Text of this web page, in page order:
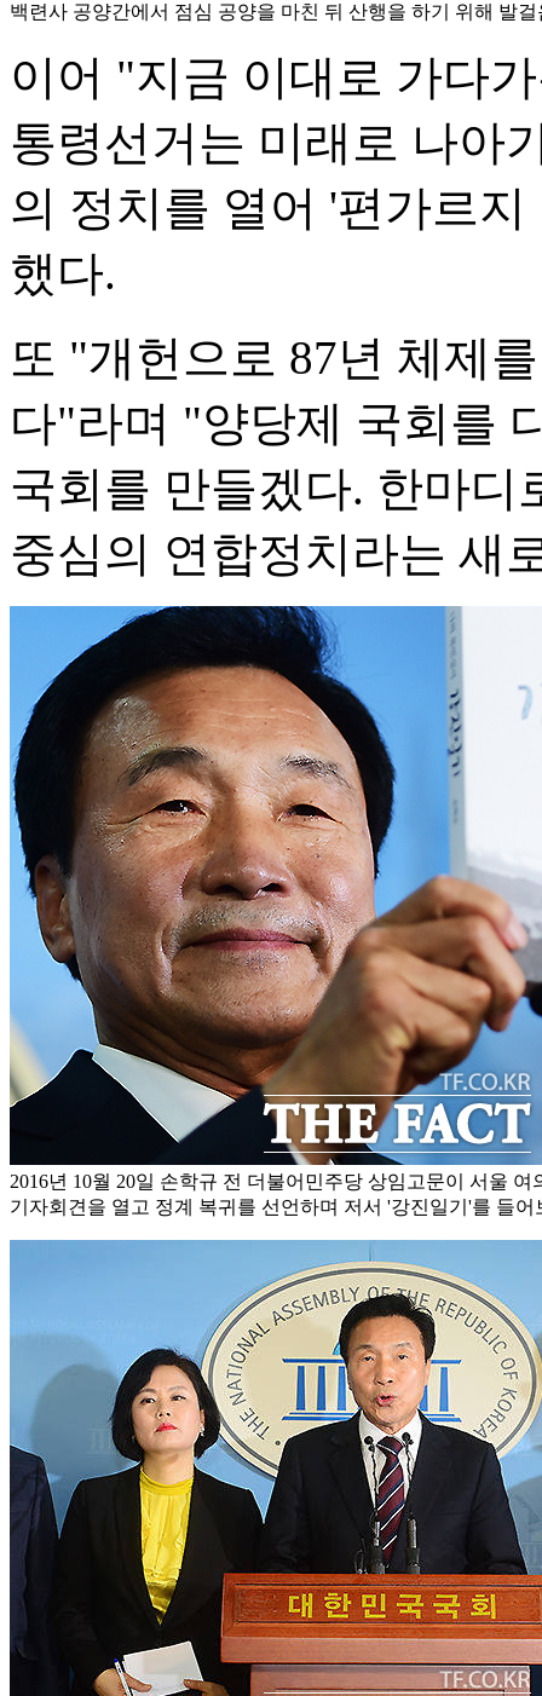
백련사 공양간에서 점심 공양을 마친 뒤 산행을 하기 위해 발
이어 "지금 이대로 가다
통령선거는 미래로 나아
의 정치를 열어 '편가르
했다.
또 "개헌으로 87년 체제
다"라며 "양당제 국회를
국회를 만들겠다. 한마디
중심의 연합정치라는 새
2016년 10월 20일 손학규 전 더불어민주당 상임고문이 서울
기자회견을 열고 정계 복귀를 선언하며 저서 '강진일기'를 들어